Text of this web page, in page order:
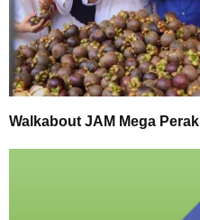
Walkabout JAM Mega Perak